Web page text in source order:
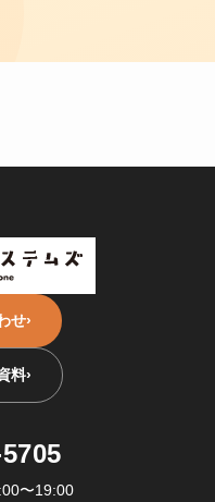
せ›
料›
〜19:00